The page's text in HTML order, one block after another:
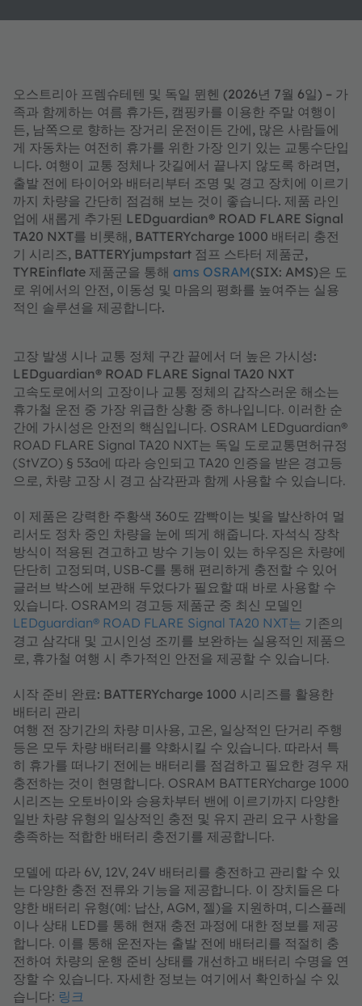
오스트리아 프렘슈테텐 및 독일 뮌헨 (2026년 7월 6일) – 가
족과 함께하는 여름 휴가든, 캠핑카를 이용한 주말 여행이
든, 남쪽으로 향하는 장거리 운전이든 간에, 많은 사람들에
게 자동차는 여전히 휴가를 위한 가장 인기 있는 교통수단입
니다. 여행이 교통 정체나 갓길에서 끝나지 않도록 하려면,
출발 전에 타이어와 배터리부터 조명 및 경고 장치에 이르기
까지 차량을 간단히 점검해 보는 것이 좋습니다. 제품 라인
업에 새롭게 추가된 LEDguardian® ROAD FLARE Signal
TA20 NXT를 비롯해, BATTERYcharge 1000 배터리 충전
기 시리즈, BATTERYjumpstart 점프 스타터 제품군,
TYREinflate 제품군을 통해 ams OSRAM(SIX: AMS)은 도
로 위에서의 안전, 이동성 및 마음의 평화를 높여주는 실용
적인 솔루션을 제공합니다.
고장 발생 시나 교통 정체 구간 끝에서 더 높은 가시성:
LEDguardian® ROAD FLARE Signal TA20 NXT
고속도로에서의 고장이나 교통 정체의 갑작스러운 해소는
휴가철 운전 중 가장 위급한 상황 중 하나입니다. 이러한 순
간에 가시성은 안전의 핵심입니다. OSRAM LEDguardian®
ROAD FLARE Signal TA20 NXT는 독일 도로교통면허규정
(StVZO) § 53a에 따라 승인되고 TA20 인증을 받은 경고등
으로, 차량 고장 시 경고 삼각판과 함께 사용할 수 있습니다.
이 제품은 강력한 주황색 360도 깜빡이는 빛을 발산하여 멀
리서도 정차 중인 차량을 눈에 띄게 해줍니다. 자석식 장착
방식이 적용된 견고하고 방수 기능이 있는 하우징은 차량에
단단히 고정되며, USB-C를 통해 편리하게 충전할 수 있어
글러브 박스에 보관해 두었다가 필요할 때 바로 사용할 수
있습니다. OSRAM의 경고등 제품군 중 최신 모델인
LEDguardian® ROAD FLARE Signal TA20 NXT는 기존의
경고 삼각대 및 고시인성 조끼를 보완하는 실용적인 제품으
로, 휴가철 여행 시 추가적인 안전을 제공할 수 있습니다.
시작 준비 완료: BATTERYcharge 1000 시리즈를 활용한
배터리 관리
여행 전 장기간의 차량 미사용, 고온, 일상적인 단거리 주행
등은 모두 차량 배터리를 약화시킬 수 있습니다. 따라서 특
히 휴가를 떠나기 전에는 배터리를 점검하고 필요한 경우 재
충전하는 것이 현명합니다. OSRAM BATTERYcharge 1000
시리즈는 오토바이와 승용차부터 밴에 이르기까지 다양한
일반 차량 유형의 일상적인 충전 및 유지 관리 요구 사항을
충족하는 적합한 배터리 충전기를 제공합니다.
모델에 따라 6V, 12V, 24V 배터리를 충전하고 관리할 수 있
는 다양한 충전 전류와 기능을 제공합니다. 이 장치들은 다
양한 배터리 유형(예: 납산, AGM, 젤)을 지원하며, 디스플레
이나 상태 LED를 통해 현재 충전 과정에 대한 정보를 제공
합니다. 이를 통해 운전자는 출발 전에 배터리를 적절히 충
전하여 차량의 운행 준비 상태를 개선하고 배터리 수명을 연
장할 수 있습니다. 자세한 정보는 여기에서 확인하실 수 있
습니다: 링크